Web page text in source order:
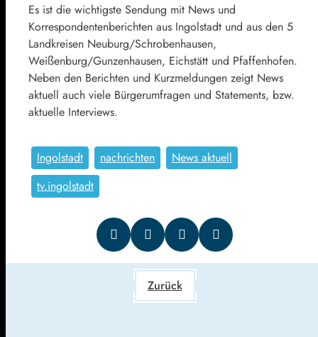
Es ist die wichtigste Sendung mit News und
Korrespondentenberichten aus Ingolstadt und aus den 5
Landkreisen Neuburg/Schrobenhausen,
Weißenburg/Gunzenhausen, Eichstätt und Pfaffenhofen.
Neben den Berichten und Kurzmeldungen zeigt News
aktuell auch viele Bürgerumfragen und Statements, bzw.
aktuelle Interviews.
Ingolstadt nachrichten
News aktuell
tv.ingolstadt
Zurück